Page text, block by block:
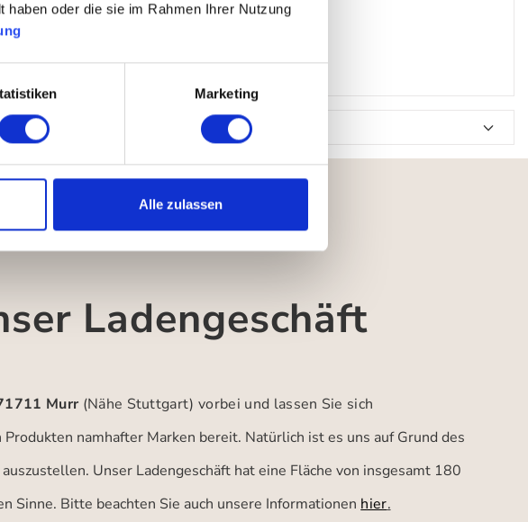
oder die sie im Rahmen Ihrer Nutzung
Marketing
Alle zulassen
Ladengeschäft
Murr (Nähe Stuttgart) vorbei und lassen Sie sich
namhafter Marken bereit. Natürlich ist es uns auf Grund des
Unser Ladengeschäft hat eine Fläche von insgesamt 180
Sinne. Bitte beachten Sie auch unsere Informationen hier.